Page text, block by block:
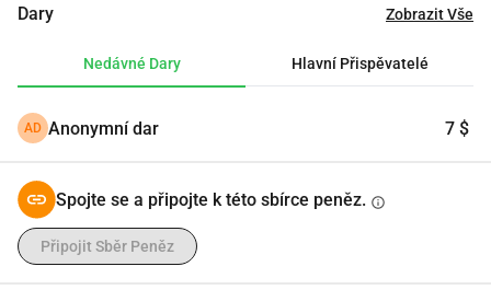
Dary Zobrazit Vše
Nedávné Dary Hlavní Přispěvatelé
AD Anonymní dar 7 $
Spojte se a připojte k této sbírce peněz. info
Připojit Sběr Peněz